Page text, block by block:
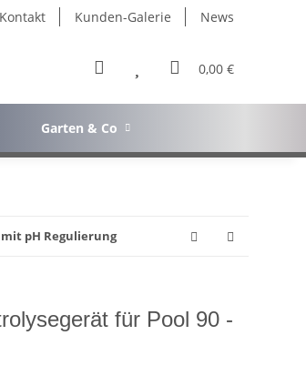
Kontakt Kunden-Galerie News
0,00 €
Garten & Co
mit pH Regulierung
für Pool 90 -